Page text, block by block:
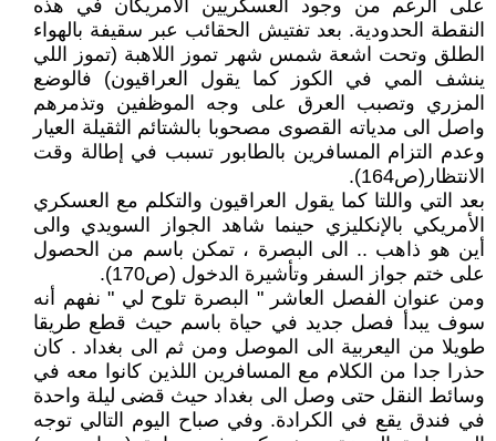
على الرغم من وجود العسكريين الأمريكان في هذه
النقطة الحدودية. بعد تفتيش الحقائب عبر سقيفة بالهواء
الطلق وتحت اشعة شمس شهر تموز اللاهبة (تموز اللي
ينشف المي في الكوز كما يقول العراقيون) فالوضع
المزري وتصبب العرق على وجه الموظفين وتذمرهم
واصل الى مدياته القصوى مصحوبا بالشتائم الثقيلة العيار
وعدم التزام المسافرين بالطابور تسبب في إطالة وقت
الانتظار(ص164).
بعد التي واللتا كما يقول العراقيون والتكلم مع العسكري
الأمريكي بالإنكليزي حينما شاهد الجواز السويدي والى
أين هو ذاهب .. الى البصرة ، تمكن باسم من الحصول
على ختم جواز السفر وتأشيرة الدخول (ص170).
ومن عنوان الفصل العاشر " البصرة تلوح لي " نفهم أنه
سوف يبدأ فصل جديد في حياة باسم حيث قطع طريقا
طويلا من اليعربية الى الموصل ومن ثم الى بغداد . كان
حذرا جدا من الكلام مع المسافرين اللذين كانوا معه في
وسائط النقل حتى وصل الى بغداد حيث قضى ليلة واحدة
في فندق يقع في الكرادة. وفي صباح اليوم التالي توجه